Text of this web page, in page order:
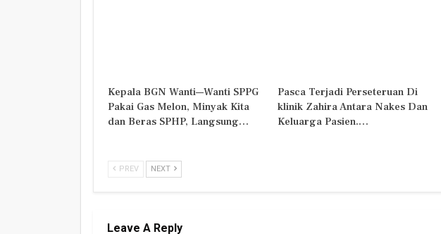
Kepala BGN Wanti—Wanti SPPG
Pakai Gas Melon, Minyak Kita
dan Beras SPHP, Langsung…
Pasca Terjadi Perseteruan Di
klinik Zahira Antara Nakes Dan
Keluarga Pasien.…
PREV NEXT
Leave A Reply